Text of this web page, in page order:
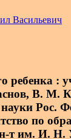
Васильевич
ребенка :
В. М.
Рос.
по
т им. И. Н.